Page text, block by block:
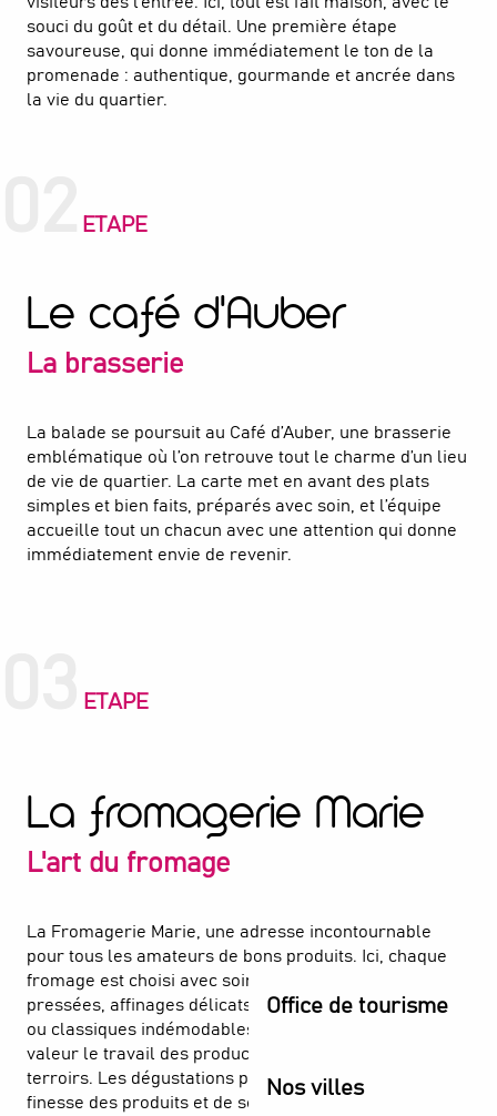
Office de tourisme
Nos villes
souci du goût et du détail. Une première étape
savoureuse, qui donne immédiatement le ton de la
promenade : authentique, gourmande et ancrée dans
la vie du quartier.
ETAPE
Le café d'Auber
La brasserie
La balade se poursuit au Café d’Auber, une brasserie
emblématique où l’on retrouve tout le charme d’un lieu
de vie de quartier. La carte met en avant des plats
simples et bien faits, préparés avec soin, et l’équipe
accueille tout un chacun avec une attention qui donne
immédiatement envie de revenir.
ETAPE
La fromagerie Marie
L'art du fromage
La Fromagerie Marie, une adresse incontournable
pour tous les amateurs de bons produits. Ici, chaque
fromage est choisi avec soin : pâtes molles ou
pressées, affinages délicats, découvertes régionales
ou classiques indémodables… la sélection met en
valeur le travail des producteurs et la richesse des
terroirs. Les dégustations permettent de saisir toute la
finesse des produits et de se laisser surprendre par de